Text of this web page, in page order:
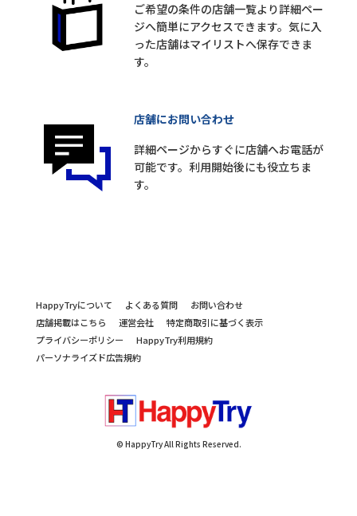
ご希望の条件の店舗一覧より詳細ペー
ジへ簡単にアクセスできます。気に入
った店舗はマイリストへ保存できま
す。
店舗にお問い合わせ
詳細ページからすぐに店舗へお電話が
可能です。利用開始後にも役立ちま
す。
HappyTryについて よくある質問
お問い合わせ
店舗掲載はこちら
運営会社
特定商取引に基づく表示
プライバシーポリシー
HappyTry利用規約
パーソナライズド広告規約
© HappyTry All Rights Reserved.